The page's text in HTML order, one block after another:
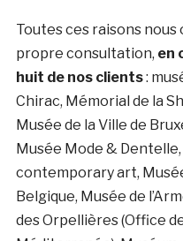
Toutes ces raisons
propre consultation, en
huit de nos clients:
Chirac, Mémorial de la
Musée de la Ville de
Musée Mode &
contemporary art,
Belgique, Musée de
des Orpellières (Office